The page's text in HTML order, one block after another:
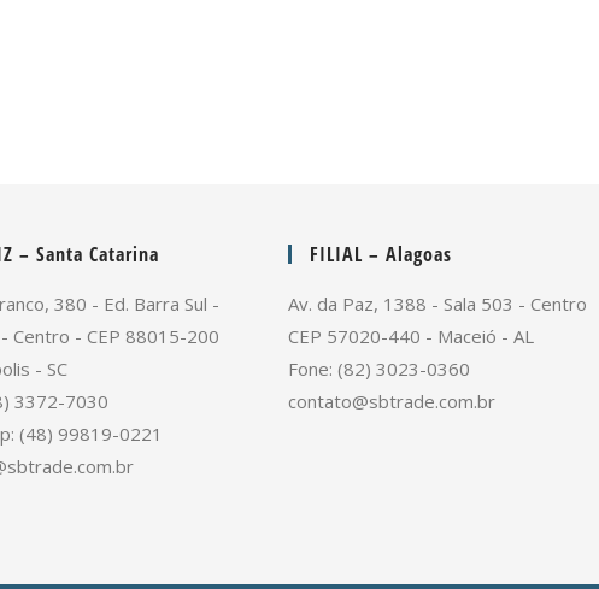
– Santa Catarina
380 - Ed. Barra Sul -
Centro - CEP 88015-200
- SC
3372-7030
(48) 99819-0221
FILIAL – Alagoas
Av. da Paz, 1388 - Sala 503 - Centro
CEP 57020-440 - Maceió - AL
Fone: (82) 3023-0360
contato@sbtrade.com.br